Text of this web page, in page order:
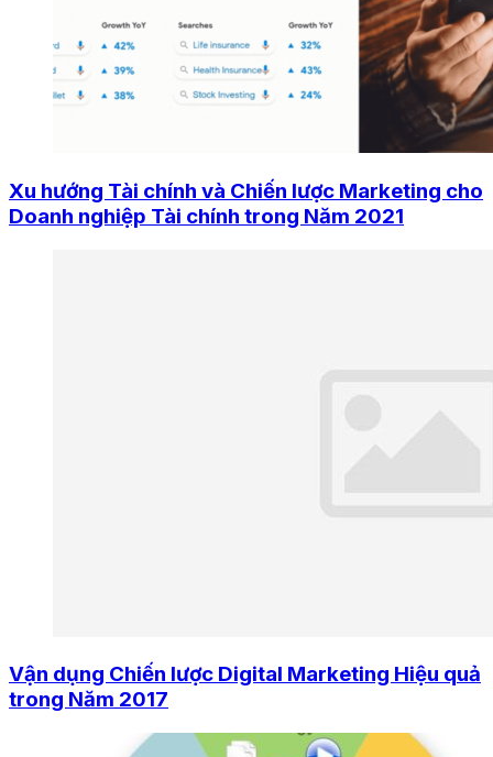
Xu hướng Tài chính và Chiến lược Marketing cho
Doanh nghiệp Tài chính trong Năm 2021
Vận dụng Chiến lược Digital Marketing Hiệu quả
trong Năm 2017